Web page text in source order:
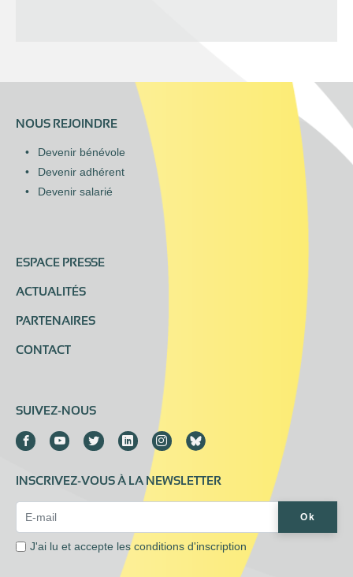
NOUS REJOINDRE
Devenir bénévole
Devenir adhérent
Devenir salarié
ESPACE PRESSE
ACTUALITÉS
PARTENAIRES
CONTACT
SUIVEZ-NOUS
INSCRIVEZ-VOUS À LA NEWSLETTER
Ok
J'ai lu et accepte lesconditions d'inscription